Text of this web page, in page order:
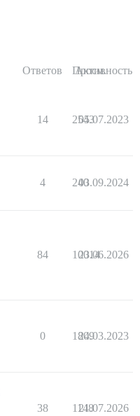
Ответов Просм.
Активность
14 2543
05.07.2023
4 240
03.09.2024
84 10014
23.06.2026
0 1809
24.03.2023
38 1148
21.07.2026